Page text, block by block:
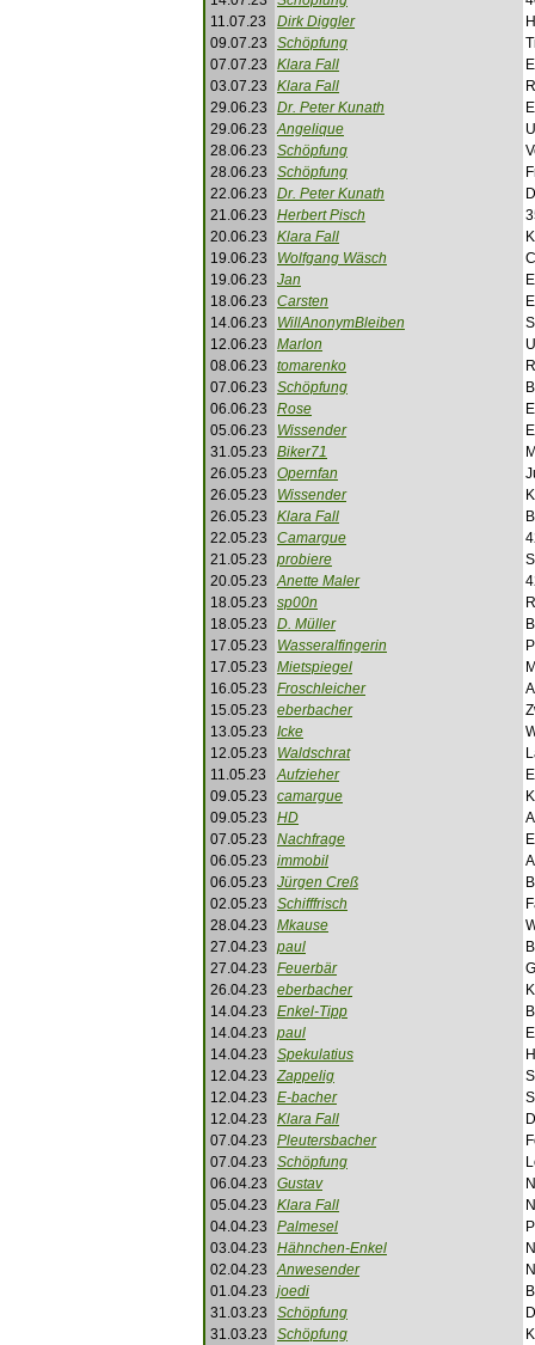
11.07.23
Dirk Diggler
09.07.23
Schöpfung
07.07.23
Klara Fall
03.07.23
Klara Fall
29.06.23
Dr. Peter Kunath
29.06.23
Angelique
28.06.23
Schöpfung
28.06.23
Schöpfung
22.06.23
Dr. Peter Kunath
21.06.23
Herbert Pisch
20.06.23
Klara Fall
19.06.23
Wolfgang Wäsch
19.06.23
Jan
18.06.23
Carsten
14.06.23
WillAnonymBleiben
12.06.23
Marlon
08.06.23
tomarenko
07.06.23
Schöpfung
06.06.23
Rose
05.06.23
Wissender
31.05.23
Biker71
26.05.23
Opernfan
26.05.23
Wissender
26.05.23
Klara Fall
22.05.23
Camargue
21.05.23
probiere
20.05.23
Anette Maler
18.05.23
sp00n
18.05.23
D. Müller
17.05.23
Wasseralfingerin
17.05.23
Mietspiegel
16.05.23
Froschleicher
15.05.23
eberbacher
13.05.23
Icke
12.05.23
Waldschrat
11.05.23
Aufzieher
09.05.23
camargue
09.05.23
HD
07.05.23
Nachfrage
06.05.23
immobil
06.05.23
Jürgen Creß
02.05.23
Schifffrisch
28.04.23
Mkause
27.04.23
paul
27.04.23
Feuerbär
26.04.23
eberbacher
14.04.23
Enkel-Tipp
14.04.23
paul
14.04.23
Spekulatius
12.04.23
Zappelig
12.04.23
E-bacher
12.04.23
Klara Fall
07.04.23
Pleutersbacher
07.04.23
Schöpfung
06.04.23
Gustav
05.04.23
Klara Fall
04.04.23
Palmesel
03.04.23
Hähnchen-Enkel
02.04.23
Anwesender
01.04.23
joedi
31.03.23
Schöpfung
31.03.23
Schöpfung